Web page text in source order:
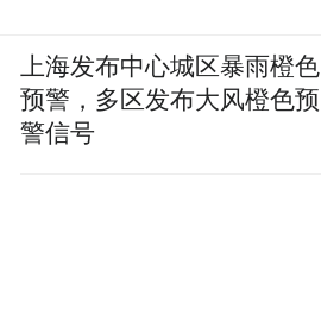
上海发布中心城区暴雨橙色
预警，多区发布大风橙色预
警信号